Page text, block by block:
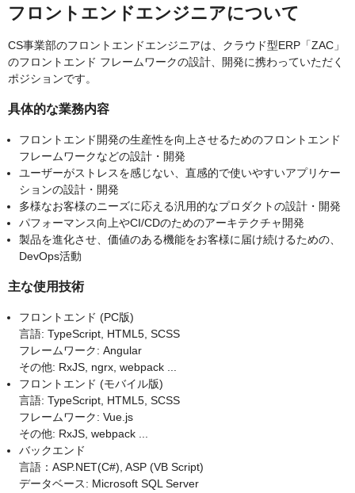
フロントエンドエンジニアについて
CS事業部のフロントエンドエンジニアは、クラウド型ERP「ZAC」
のフロントエンド フレームワークの設計、開発に携わっていただく
ポジションです。
具体的な業務内容
フロントエンド開発の生産性を向上させるためのフロントエンド
フレームワークなどの設計・開発
ユーザーがストレスを感じない、直感的で使いやすいアプリケー
ションの設計・開発
多様なお客様のニーズに応える汎用的なプロダクトの設計・開発
パフォーマンス向上やCI/CDのためのアーキテクチャ開発
製品を進化させ、価値のある機能をお客様に届け続けるための、
DevOps活動
主な使用技術
フロントエンド (PC版)
言語: TypeScript, HTML5, SCSS
フレームワーク: Angular
その他: RxJS, ngrx, webpack ...
フロントエンド (モバイル版)
言語: TypeScript, HTML5, SCSS
フレームワーク: Vue.js
その他: RxJS, webpack ...
バックエンド
言語：ASP.NET(C#), ASP (VB Script)
データベース: Microsoft SQL Server